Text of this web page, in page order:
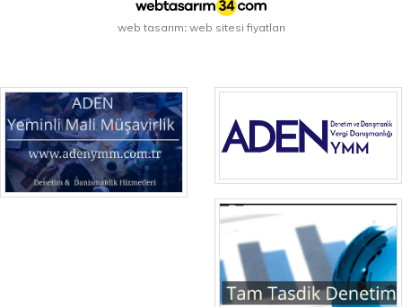
web tasarım web sitesi fiyatları